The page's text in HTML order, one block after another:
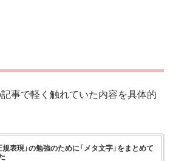
事で軽く触れていた内容を具体的
規表現」の勉強のために「メタ文字」をまとめて